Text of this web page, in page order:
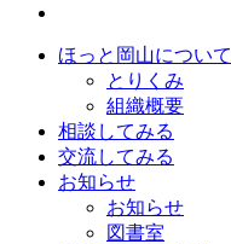
ほっと岡山について
とりくみ
組織概要
相談してみる
交流してみる
お知らせ
お知らせ
図書室